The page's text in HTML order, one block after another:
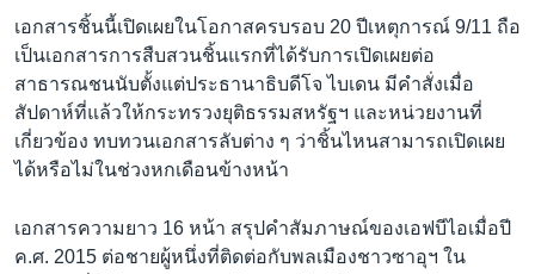
เอกสารชิ้นนี้เปิดเผยในโอกาสครบรอบ 20 ปีเหตุการณ์ 9/11 ถือ
เป็นเอกสารการสืบสวนชิ้นแรกที่ได้รับการเปิดเผยต่อ
สาธารณชนนับตั้งแต่ประธานาธิบดีโจ ไบเดน มีคำสั่งเมื่อ
สัปดาห์ที่แล้วให้กระทรวงยุติธรรมสหรัฐฯ และหน่วยงานที่
เกี่ยวข้อง ทบทวนเอกสารลับต่าง ๆ ว่าชิ้นไหนสามารถเปิดเผย
ได้หรือไม่ในช่วงหกเดือนข้างหน้า
เอกสารความยาว 16 หน้า สรุปคำสัมภาษณ์ของเอฟบีไอเมื่อปี
ค.ศ. 2015 ต่อชายผู้หนึ่งที่ติดต่อกับพลเมืองชาวซาอุฯ ใน